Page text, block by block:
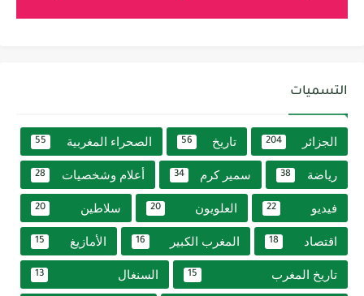
التسميات
الجزائر 204 تاريخ 56 الصحراء المغربية 55
رياضة 38 سمير كرم 34 أعلام وشخصيات 28
فيديو 22 العلويون 20 سلاطين 20
اقتصاد 18 المغرب الكبير 16 الأمازيغ 15
تاريخ المغرب 15 السنغال 13